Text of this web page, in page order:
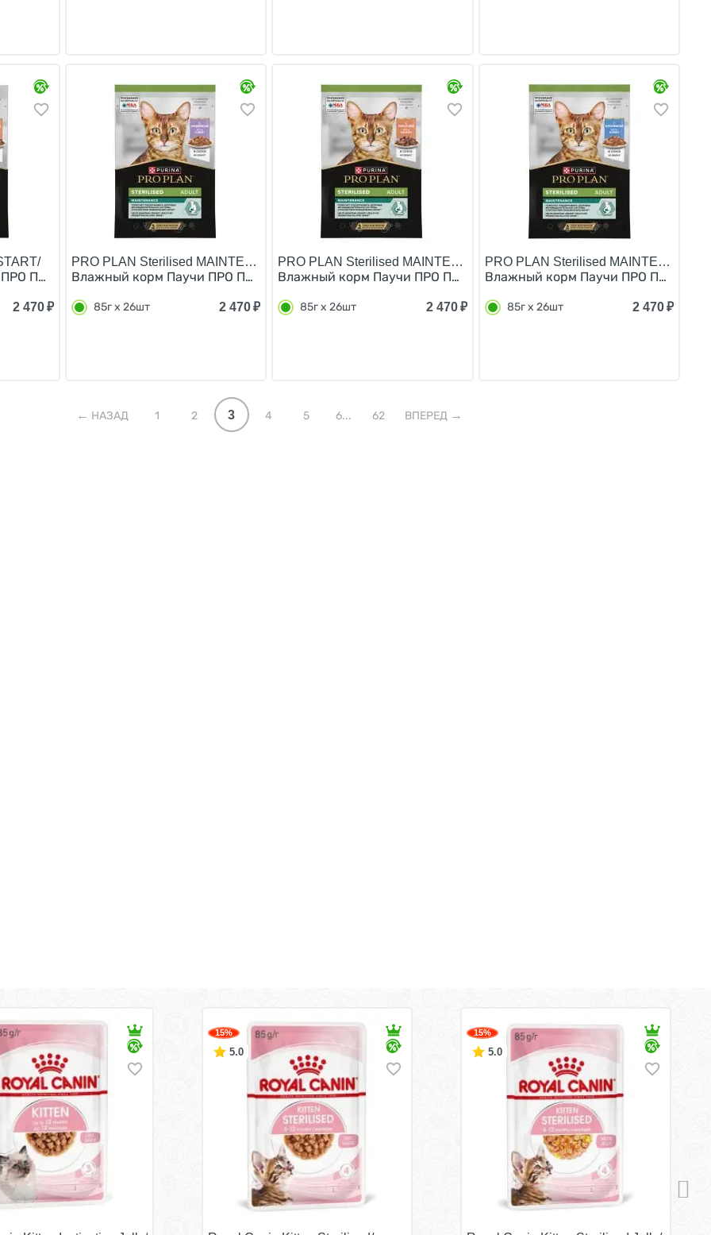
ПЛАН для котят, беременных и кормящих кошек кусочки с лососем в соусе (цена за упаковку) 85г х 26шт
2 470 ₽
PRO PLAN Sterilised MAINTENANCE/
Влажный корм Паучи ПРО ПЛАН (Поддержание естественной защиты организма) для взрослых
85г х 26шт 2 470₽
PRO PLAN Sterilised MAINTENANCE/
Влажный корм Паучи ПРО ПЛАН (Поддержание естественной защиты
85г х 26шт 2 470 ₽
PRO PLAN Sterilised MAINTENANCE/
Влажный корм Паучи ПРО ПЛАН
85г х 26шт 2 470₽
НАЗАД 1 2 3 4 5 6... 62 ВПЕРЕД
15%
5.0
15%
5.0